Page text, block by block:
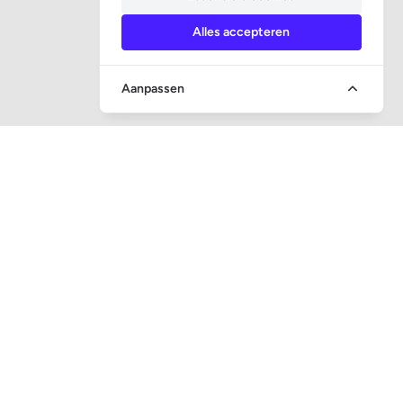
Alles accepteren
Aanpassen